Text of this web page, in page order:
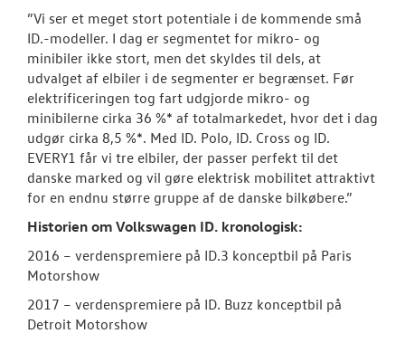
”Vi ser et meget stort potentiale i de kommende små
ID.-modeller. I dag er segmentet for mikro- og
minibiler ikke stort, men det skyldes til dels, at
udvalget af elbiler i de segmenter er begrænset. Før
elektrificeringen tog fart udgjorde mikro- og
minibilerne cirka 36 %* af totalmarkedet, hvor det i dag
udgør cirka 8,5 %*. Med ID. Polo, ID. Cross og ID.
EVERY1 får vi tre elbiler, der passer perfekt til det
danske marked og vil gøre elektrisk mobilitet attraktivt
for en endnu større gruppe af de danske bilkøbere.”
Historien om Volkswagen ID. kronologisk:
2016 – verdenspremiere på ID.3 konceptbil på Paris
Motorshow
2017 – verdenspremiere på ID. Buzz konceptbil på
Detroit Motorshow